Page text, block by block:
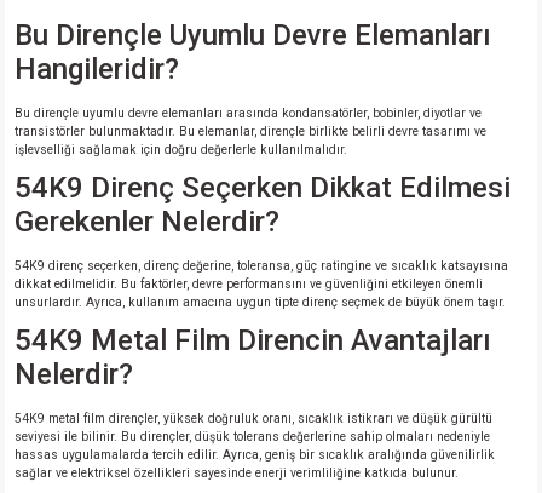
Bu Dirençle Uyumlu Devre Elemanları
Hangileridir?
Bu dirençle uyumlu devre elemanları arasında kondansatörler, bobinler, diyotlar ve
transistörler bulunmaktadır. Bu elemanlar, dirençle birlikte belirli devre tasarımı ve
işlevselliği sağlamak için doğru değerlerle kullanılmalıdır.
54K9 Direnç Seçerken Dikkat Edilmesi
Gerekenler Nelerdir?
54K9 direnç seçerken, direnç değerine, toleransa, güç ratingine ve sıcaklık katsayısına
dikkat edilmelidir. Bu faktörler, devre performansını ve güvenliğini etkileyen önemli
unsurlardır. Ayrıca, kullanım amacına uygun tipte direnç seçmek de büyük önem taşır.
54K9 Metal Film Direncin Avantajları
Nelerdir?
54K9 metal film dirençler, yüksek doğruluk oranı, sıcaklık istikrarı ve düşük gürültü
seviyesi ile bilinir. Bu dirençler, düşük tolerans değerlerine sahip olmaları nedeniyle
hassas uygulamalarda tercih edilir. Ayrıca, geniş bir sıcaklık aralığında güvenilirlik
sağlar ve elektriksel özellikleri sayesinde enerji verimliliğine katkıda bulunur.